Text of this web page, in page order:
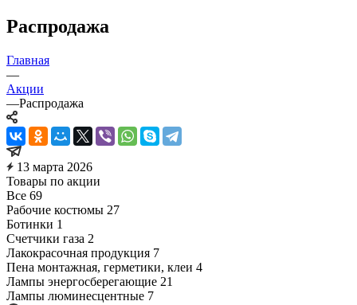
Распродажа
Главная
—
Акции
—Распродажа
13 марта 2026
Товары по акции
Все 69
Рабочие костюмы 27
Ботинки 1
Счетчики газа 2
Лакокрасочная продукция 7
Пена монтажная, герметики, клеи 4
Лампы энергосберегающие 21
Лампы люминесцентные 7